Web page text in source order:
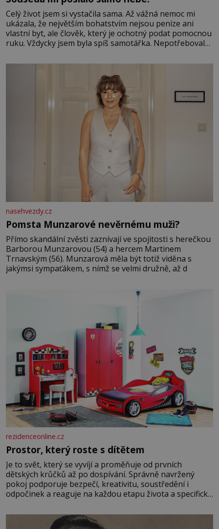
Celý život jsem si vystačila sama. Až vážná nemoc mi
ukázala, že největším bohatstvím nejsou peníze ani
vlastní byt, ale člověk, který je ochotný podat pomocnou
ruku. Vždycky jsem byla spíš samotářka. Nepotřebovala
mi knihy, práce a hlavně klid. Hned po studiích jsem
nasehvezdy.cz
Pomsta Munzarové nevěrnému muži?
Přímo skandální zvěsti zaznívají ve spojitosti s herečkou
Barborou Munzarovou (54) a hercem Martinem
Trnavským (56). Munzarová měla být totiž viděna s
jakýmsi sympaťákem, s nímž se velmi družně, až d
rezidenceonline.cz
Prostor, který roste s dítětem
Je to svět, který se vyvíjí a proměňuje od prvních
dětských krůčků až po dospívání. Správně navržený
pokoj podporuje bezpečí, kreativitu, soustředění i
odpočinek a reaguje na každou etapu života a specifické
měkkost a bezpečí, proto by pokoj miminka měl působit
především klidně a útulně. Předškolní věk je